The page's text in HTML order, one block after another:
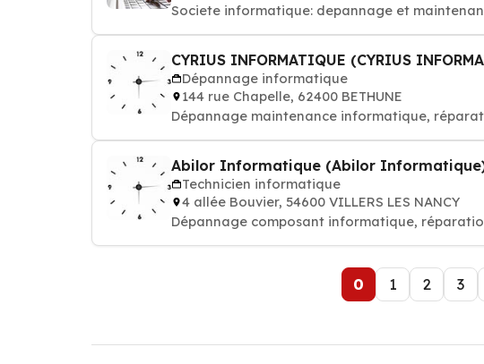
Societe informatique: depannage et
CYRIUS INFORMATIQUE (CYRIUS
Dépannage informatique
144 rue Chapelle, 62400 BETHUNE
Dépannage maintenance informatique,
Abilor Informatique (Abilor
Technicien informatique
4 allée Bouvier, 54600 VILLERS LES NANCY
Dépannage composant informatique,
0 1 2 3